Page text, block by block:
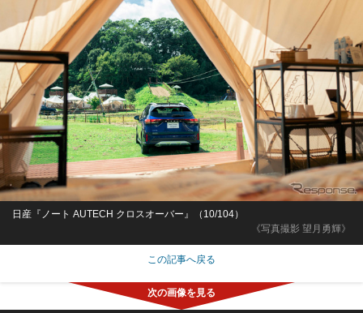
《写真撮影 望月勇輝》
日産『ノート AUTECH クロスオーバー』（10/104）
この記事へ戻る